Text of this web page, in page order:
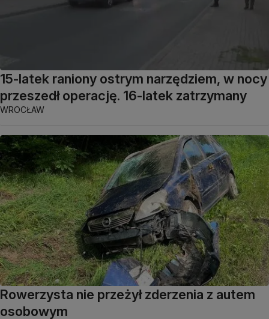
15-latek raniony ostrym narzędziem, w nocy
przeszedł operację. 16-latek zatrzymany
WROCŁAW
Rowerzysta nie przeżył zderzenia z autem
osobowym